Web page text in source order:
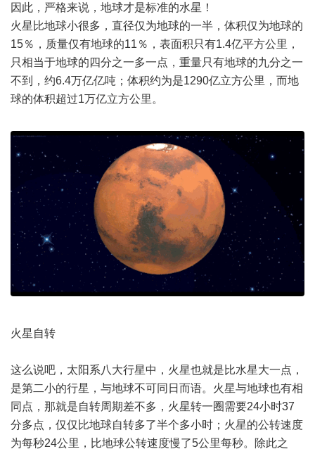
因此，严格来说，地球才是标准的水星！
火星比地球小很多，直径仅为地球的一半，体积仅为地球的
15％，质量仅有地球的11％，表面积只有1.4亿平方公里，
只相当于地球的四分之一多一点，重量只有地球的九分之一
不到，约6.4万亿亿吨；体积约为是1290亿立方公里，而地
球的体积超过1万亿立方公里。
火星自转
这么说吧，太阳系八大行星中，火星也就是比水星大一点，
是第二小的行星，与地球不可同日而语。火星与地球也有相
同点，那就是自转周期差不多，火星转一圈需要24小时37
分多点，仅仅比地球自转多了半个多小时；火星的公转速度
为每秒24公里，比地球公转速度慢了5公里每秒。除此之